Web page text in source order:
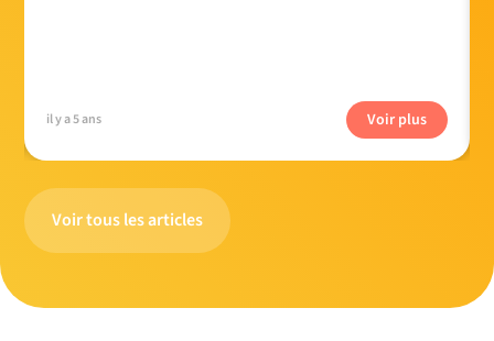
il y a 5 ans Voir plus
Voir tous les articles